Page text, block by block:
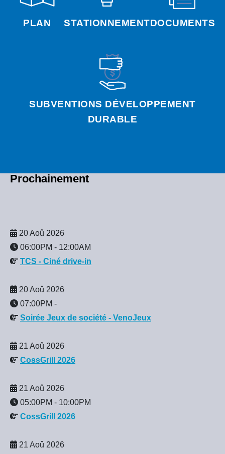
PLAN STATIONNEMENTDOCUMENTS
SUBVENTIONS DÉVELOPPEMENT
DURABLE
Prochainement
20 Aoû 2026
06:00PM - 12:00AM
TCS - Ciné drive-in
20 Aoû 2026
07:00PM -
Soirée Jeux de société - VenoJeux
21 Aoû 2026
CossGrill 2026
21 Aoû 2026
05:00PM - 10:00PM
CossGrill 2026
21 Aoû 2026